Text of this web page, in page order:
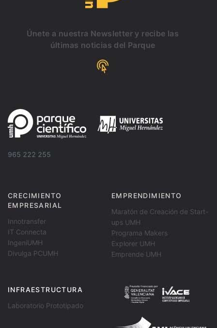
Únete a nuestra Newsletter y recibe las
últimas noticias del Parque
965 222 255
CRECIMIENTO
EMPRESARIAL
Innotransfer
IT Connecta
IngeniUMH
Divulga PCUMH
EMPRENDIMIENTO
Maratón de Creación de Start-
ups UMH
Programa Makers
Explorer UMH
Emprende UMH
INFRAESTRUCTURA
Laboratorio Prototipado